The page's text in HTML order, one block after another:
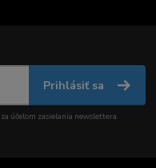
Prihlásiť sa
za účelom zasielania newslettera.